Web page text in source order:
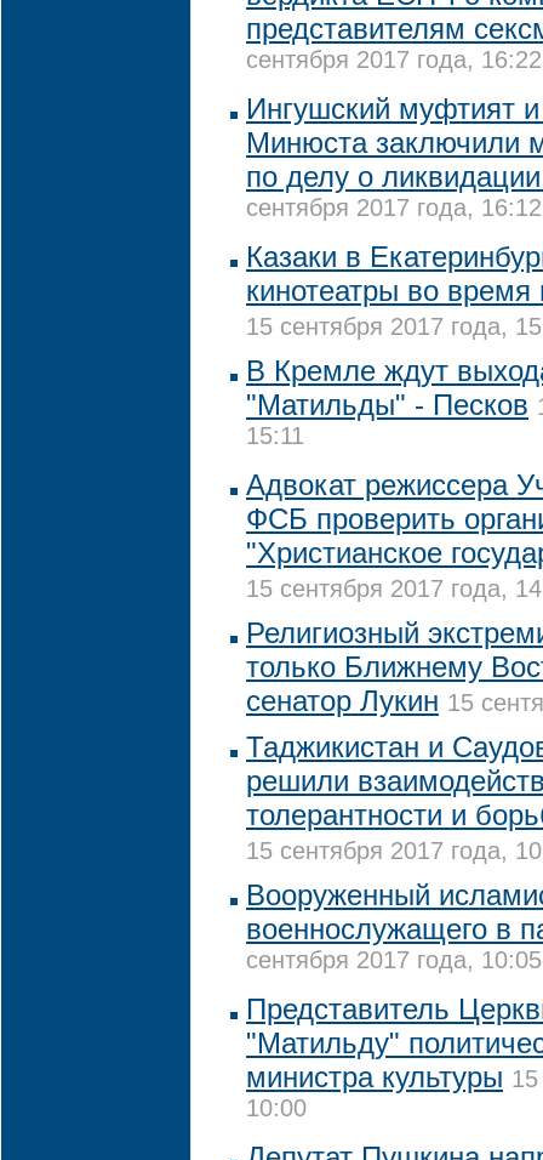
представителям
сентября 2017 года, 16:22
Ингушский муфтият
Минюста заключили
по делу о
сентября 2017 года, 16:12
Казаки в
кинотеатры во
15 сентября 2017 года,
В Кремле ждут
"Матильды" - Песков
15:11
Адвокат режиссера
ФСБ проверить
"Христианское
15 сентября 2017 года,
Религиозный
только Ближнему
сенатор Лукин 15
Таджикистан и
решили
толерантности и
15 сентября 2017 года,
Вооруженный
военнослужащего в
сентября 2017 года, 10:05
Представитель
"Матильду"
министра культуры
10:00